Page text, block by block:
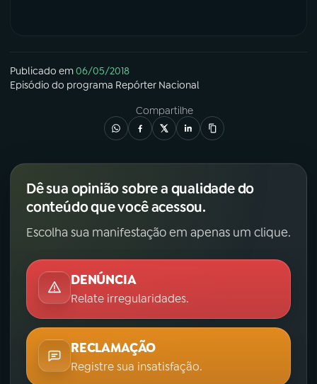
Publicado em06/05/2018
Episódio do programa Repórter Nacional
Compartilhe
Dê sua opinião sobre a qualidade do
conteúdo que você acessou.
Escolha sua manifestação em apenas um clique.
DENÚNCIA
Relate irregularidades.
RECLAMAÇÃO
Registre sua insatisfação.